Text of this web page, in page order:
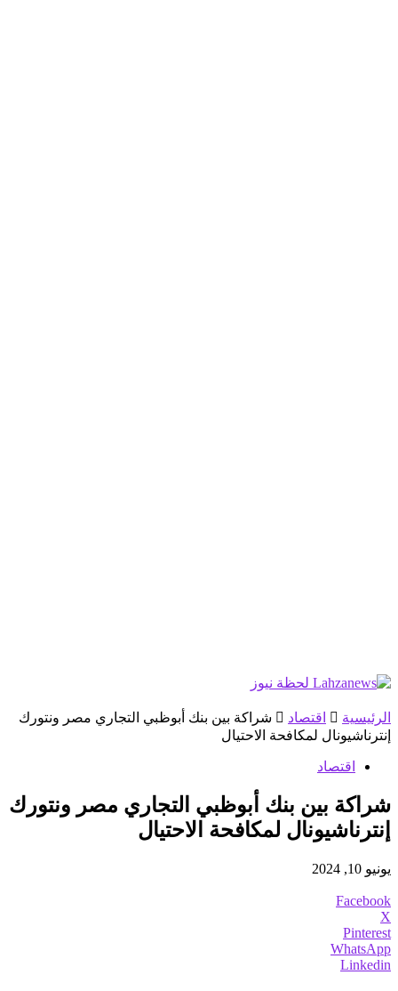
الرئيسية اقتصاد
شراكة بين بنك أبوظبي التجاري مصر ونتورك
إنترناشيونال لمكافحة الاحتيال
اقتصاد
شراكة بين بنك أبوظبي التجاري مصر ونتورك
إنترناشيونال لمكافحة الاحتيال
يونيو 10, 2024
Facebook
X
Pinterest
WhatsApp
Linkedin